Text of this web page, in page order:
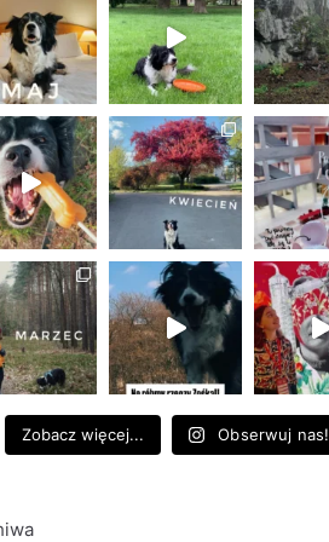
Zobacz więcej... Obserwuj nas!